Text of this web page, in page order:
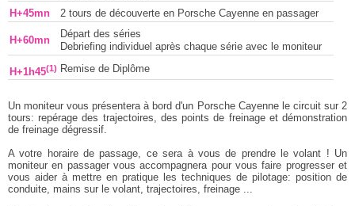
H+45mn
2 tours de découverte en Porsche Cayenne en passager
H+60mn
Départ des séries
Debriefing individuel après chaque série avec le moniteur
H+1h45(1) Remise de Diplôme
Un moniteur vous présentera à bord d'un Porsche Cayenne le circuit sur 2
tours: repérage des trajectoires, des points de freinage et démonstration
de freinage dégressif.
A votre horaire de passage, ce sera à vous de prendre le volant ! Un
moniteur en passager vous accompagnera pour vous faire progresser et
vous aider à mettre en pratique les techniques de pilotage: position de
conduite, mains sur le volant, trajectoires, freinage ...